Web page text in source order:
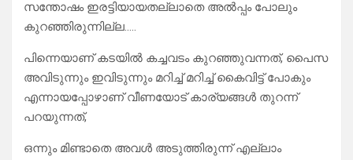
സന്തോഷം ഇരട്ടിയായതല്ലാതെ അൽപ്പം പോലും
കുറഞ്ഞിരുന്നില്ല…..
പിന്നെയാണ് കടയിൽ കച്ചവടം കുറഞ്ഞുവന്നത്, പൈസ
അവിടുന്നും ഇവിടുന്നും മറിച്ച് മറിച്ച് കൈവിട്ട് പോകും
എന്നായപ്പോഴാണ് വീണയോട് കാര്യങ്ങൾ തുറന്ന്
പറയുന്നത്,
ഒന്നും മിണ്ടാതെ അവൾ അടുത്തിരുന്ന് എല്ലാം